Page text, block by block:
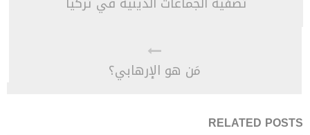
مَن هو الإرهابي؟
RELATED POSTS